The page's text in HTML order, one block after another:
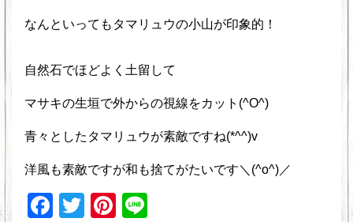
なんといってもタマリュウの小山が印象的！
自然石でほどよく土留して
マサキの生垣で外からの視線をカット(^O^)
青々としたタマリュウが素敵ですね(*^^)v
洋風も素敵ですが和も捨てがたいです＼(^o^)／
F
T
Pi